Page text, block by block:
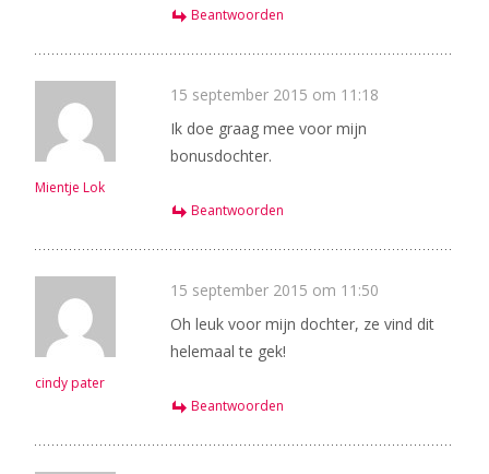
Beantwoorden
Mientje Lok
15 september 2015 om 11:18
Ik doe graag mee voor mijn
bonusdochter.
Beantwoorden
cindy pater
15 september 2015 om 11:50
Oh leuk voor mijn dochter, ze vind dit
helemaal te gek!
Beantwoorden